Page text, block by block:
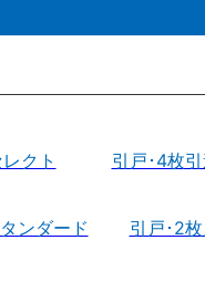
クト 引戸･4枚
ンダード 引戸･2